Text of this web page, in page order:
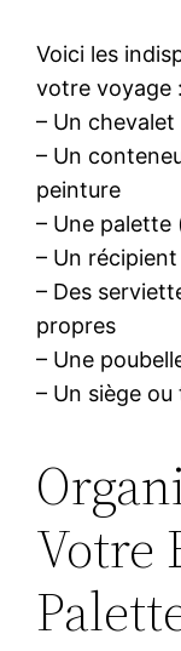
Voici les
votre voyage :
– Un
– Un
peinture
– Une palette
– Un
– Des
propres
– Une
– Un siège
Votre